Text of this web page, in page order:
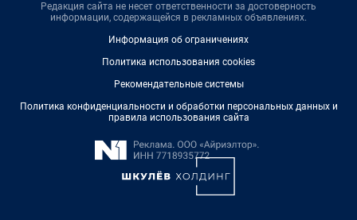
Редакция сайта не несет ответственности за достоверность
информации, содержащейся в рекламных объявлениях.
Информация об ограничениях
Политика использования cookies
Рекомендательные системы
Политика конфиденциальности и обработки персональных данных и
правила использования сайта